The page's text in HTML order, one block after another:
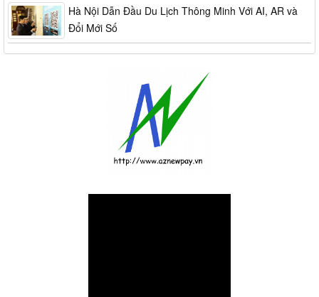
Hà Nội Dẫn Đầu Du Lịch Thông Minh Với AI, AR và
Đổi Mới Số